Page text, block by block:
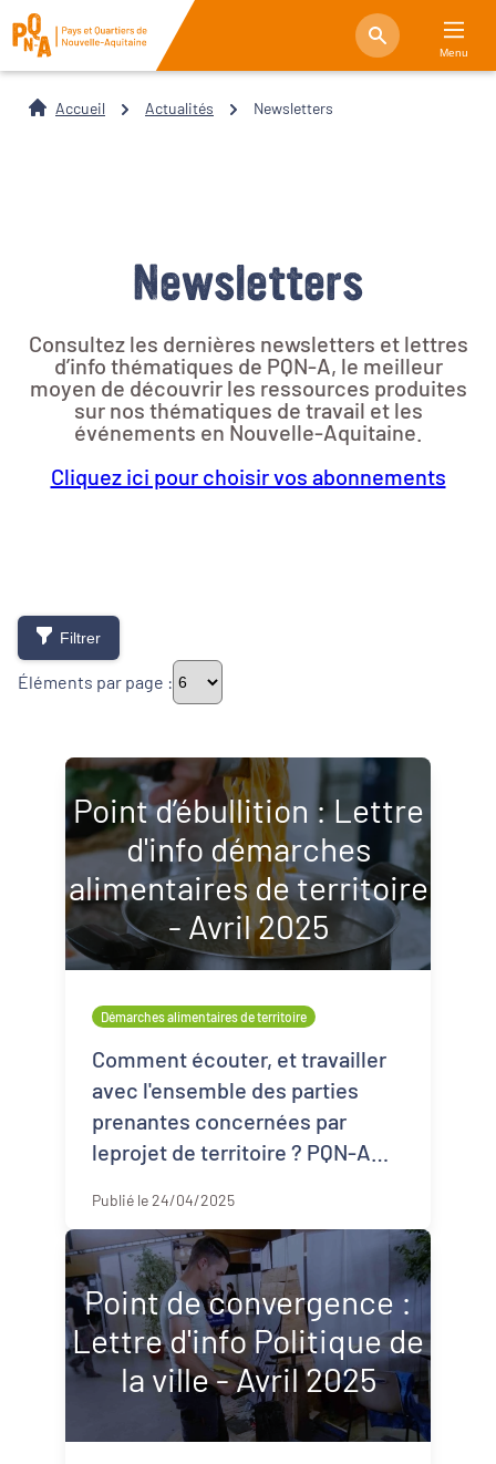
Menu
Accueil Actualités Newsletters
Newsletters
Consultez les dernières newsletters et lettres
d’info thématiques de PQN-A, le meilleur
moyen de découvrir les ressources produites
sur nos thématiques de travail et les
événements en Nouvelle-Aquitaine.
Cliquez ici pour choisir vos abonnements
Filtrer
Éléments par page :
Typologie de newsletter
Newsletters
Lettres d'information
Thématiques
Démarches alimentaires de territoire
Développement territorial
Politique de la ville
centres-villes
Dynamiques territoriales pour l’emploi
Transitions
Point d’ébullition : Lettre
d'info démarches
alimentaires de territoire
- Avril 2025
Démarches alimentaires de territoire
Comment écouter, et travailler
avec l'ensemble des parties
prenantes concernées par
leprojet de territoire ? PQN-A
Publié le 24/04/2025
Point de convergence :
Lettre d'info Politique de
la ville - Avril 2025